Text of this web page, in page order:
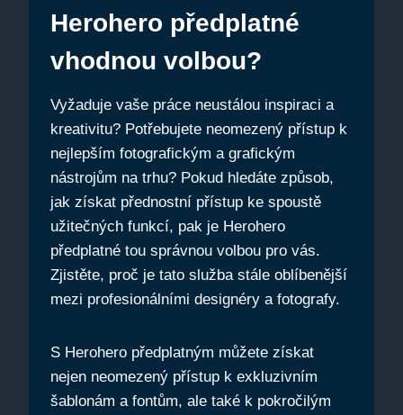
Herohero předplatné
vhodnou volbou?
Vyžaduje vaše práce neustálou inspiraci a
kreativitu? Potřebujete neomezený přístup k
nejlepším fotografickým a grafickým
nástrojům na trhu? Pokud hledáte způsob,
jak získat přednostní přístup ke spoustě
užitečných funkcí, pak je Herohero
předplatné tou správnou volbou pro vás.
Zjistěte, proč je tato služba stále oblíbenější
mezi profesionálními designéry a fotografy.
S Herohero předplatným můžete získat
nejen neomezený přístup k exkluzivním
šablonám a fontům, ale také k pokročilým